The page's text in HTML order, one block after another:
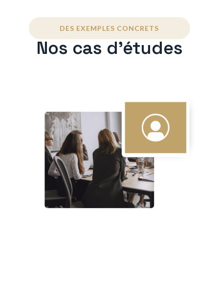
DES EXEMPLES CONCRETS
Nos cas d'études